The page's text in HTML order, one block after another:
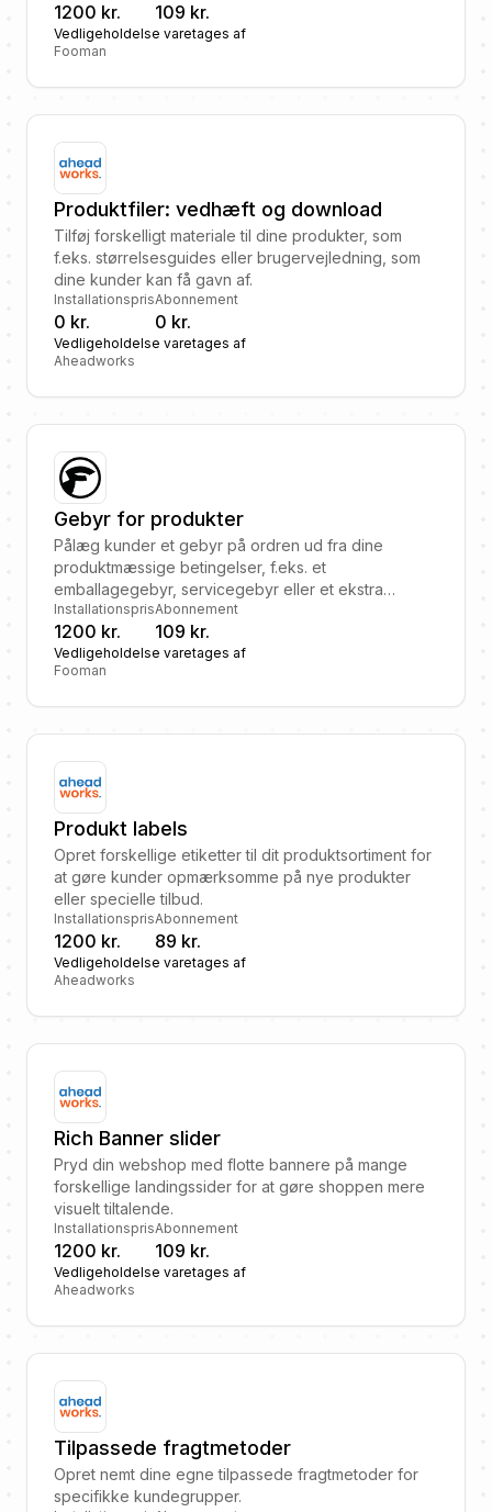
1200 kr. 109 kr.
Vedligeholdelse varetages af
Fooman
Produktfiler: vedhæft og download
Tilføj forskelligt materiale til dine produkter, som
f.eks. størrelsesguides eller brugervejledning, som
dine kunder kan få gavn af.
Installationspris
0 kr.
Abonnement
0 kr.
Vedligeholdelse varetages af
Aheadworks
Gebyr for produkter
Pålæg kunder et gebyr på ordren ud fra dine
produktmæssige betingelser, f.eks. et
emballagegebyr, servicegebyr eller et ekstra
fragtgebyr.
Installationspris
1200 kr.
Abonnement
109 kr.
Vedligeholdelse varetages af
Fooman
Produkt labels
Opret forskellige etiketter til dit produktsortiment for
at gøre kunder opmærksomme på nye produkter
eller specielle tilbud.
Installationspris
1200 kr.
Abonnement
89 kr.
Vedligeholdelse varetages af
Aheadworks
Rich Banner slider
Pryd din webshop med flotte bannere på mange
forskellige landingssider for at gøre shoppen mere
visuelt tiltalende.
Installationspris
1200 kr.
Abonnement
109 kr.
Vedligeholdelse varetages af
Aheadworks
Tilpassede fragtmetoder
Opret nemt dine egne tilpassede fragtmetoder for
specifikke kundegrupper.